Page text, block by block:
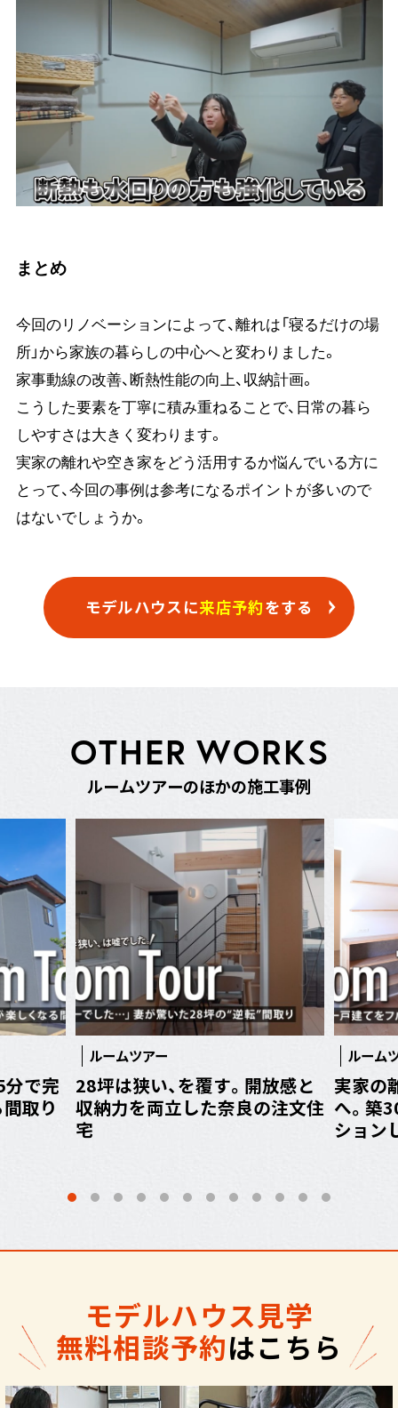
まとめ
今回のリノベーションによって、離れは「寝るだけの場
所」から家族の暮らしの中心へと変わりました。
家事動線の改善、断熱性能の向上、収納計画。
こうした要素を丁寧に積み重ねることで、日常の暮ら
しやすさは大きく変わります。
実家の離れや空き家をどう活用するか悩んでいる方に
とって、今回の事例は参考になるポイントが多いので
はないでしょうか。
モデルハウスに来店予約をする
OTHER WORKS
ルームツアーのほかの施工事例
分で完
取り
ルームツアー
28坪は狭い、を覆す。開放感と
収納力を両立した奈良の注文住
宅
ルーム
実家の
へ。築
ション
モデルハウス見学
無料相談予約はこちら